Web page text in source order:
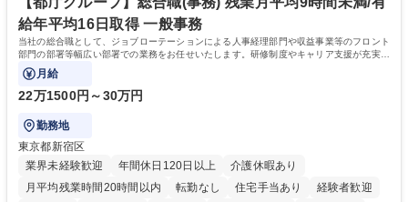
資格：
給年平均16日取得 一般事務
当社の総合職として、ジョブローテーションによる人事経理部門や収益事業等のフロント
部門の部署等幅広い部署での業務をお任せいたします。研修制度やキャリア支援が充実し
ております！ ※下記業務詳細
月給
22万1500円～30万円
勤務地
東京都新宿区
業界未経験歓迎
年間休日120日以上
介護休暇あり
月平均残業時間20時間以内
転勤なし 住宅手当あり
経験者歓迎